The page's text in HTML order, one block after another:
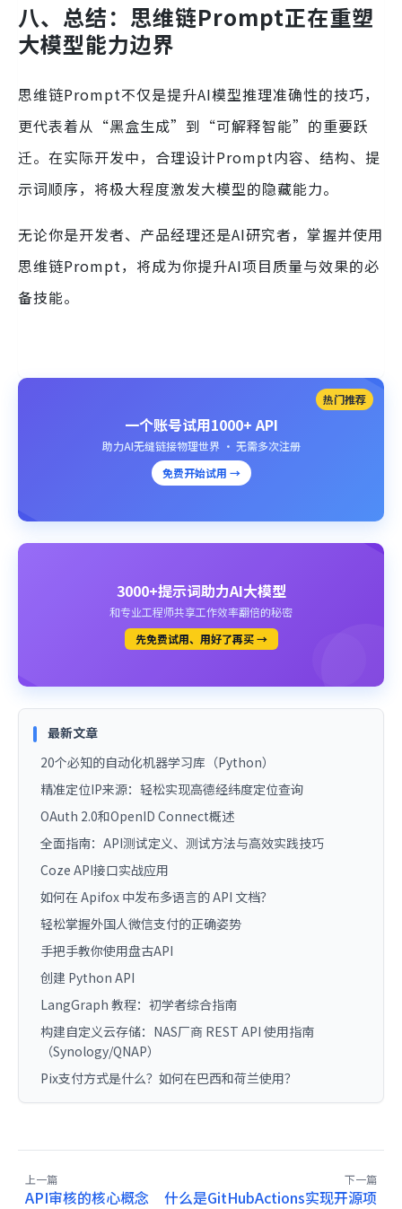
八、总结：思维链Prompt正在重塑
大模型能力边界
思维链Prompt不仅是提升AI模型推理准确性的技巧，
更代表着从“黑盒生成”到“可解释智能”的重要跃
迁。在实际开发中，合理设计Prompt内容、结构、提
示词顺序，将极大程度激发大模型的隐藏能力。
无论你是开发者、产品经理还是AI研究者，掌握并使用
思维链Prompt，将成为你提升AI项目质量与效果的必
备技能。
热门推荐
一个账号试用1000+ API
助力AI无缝链接物理世界 · 无需多次注册
免费开始试用 →
3000+提示词助力AI大模型
和专业工程师共享工作效率翻倍的秘密
先免费试用、用好了再买 →
最新文章
20个必知的自动化机器学习库（Python）
精准定位IP来源：轻松实现高德经纬度定位查询
OAuth 2.0和OpenID Connect概述
全面指南：API测试定义、测试方法与高效实践技巧
Coze API接口实战应用
如何在 Apifox 中发布多语言的 API 文档？
轻松掌握外国人微信支付的正确姿势
手把手教你使用盘古API
创建 Python API
LangGraph 教程：初学者综合指南
构建自定义云存储：NAS厂商 REST API 使用指南
（Synology/QNAP）
Pix支付方式是什么？如何在巴西和荷兰使用？
上一篇
API审核的核心概念
下一篇
什么是GitHubActions实现开源项